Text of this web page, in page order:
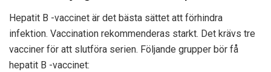
Hepatit B -vaccinet är det bästa sättet att förhindra
infektion. Vaccination rekommenderas starkt. Det krävs tre
vacciner för att slutföra serien. Följande grupper bör få
hepatit B -vaccinet: